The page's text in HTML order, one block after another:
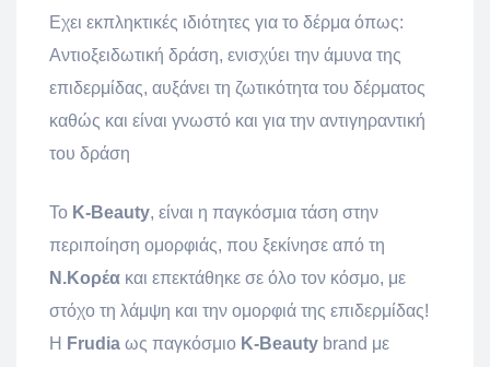
Εχει εκπληκτικές ιδιότητες για το δέρμα όπως:
Αντιοξειδωτική δράση, ενισχύει την άμυνα της
επιδερμίδας, αυξάνει τη ζωτικότητα του δέρματος
καθώς και είναι γνωστό και για την αντιγηραντική
του δράση
Το K-Beauty, είναι η παγκόσμια τάση στην
περιποίηση ομορφιάς, που ξεκίνησε από τη
Ν.Κορέα και επεκτάθηκε σε όλο τον κόσμο, με
στόχο τη λάμψη και την ομορφιά της επιδερμίδας!
Η Frudia ως παγκόσμιο K-Beauty brand με